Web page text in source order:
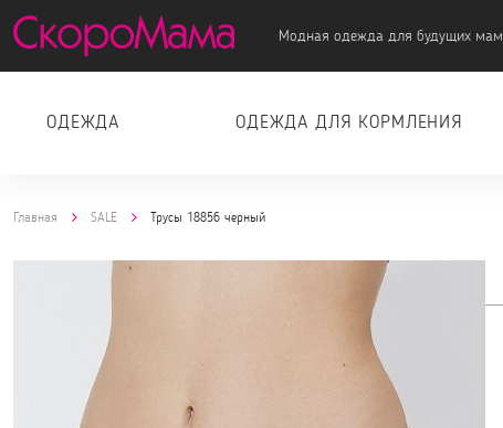
Модная одежда для будущих мам
ОДЕЖДА ОДЕЖДА ДЛЯ КОРМЛЕНИЯ
Главная SALE Трусы 18856 черный